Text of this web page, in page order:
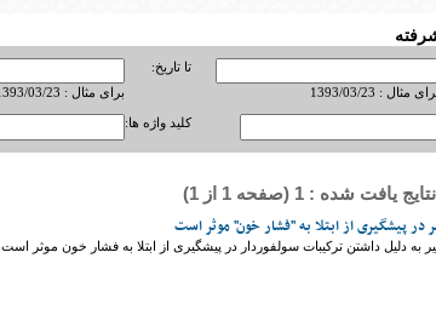
به خط بریل در جهان
مثال : 1393/03/23
تا تاریخ:
برای مثال : 1393/03/23
کلید واژه ها:
یافت شده : 1 (صفحه 1 از 1)
پیشگیری از ابتلا به "فشار خون" موثر است
دلیل داشتن ترکیبات سولفوردار در پیشگیری از ابتلا به فشار خون موثر است.